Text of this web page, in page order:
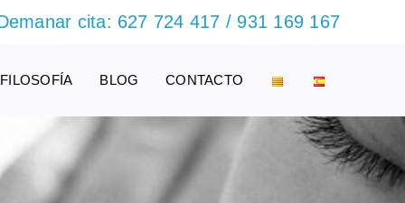
cita: 627 724 417 / 931 169 167
FILOSOFÍA BLOG CONTACTO